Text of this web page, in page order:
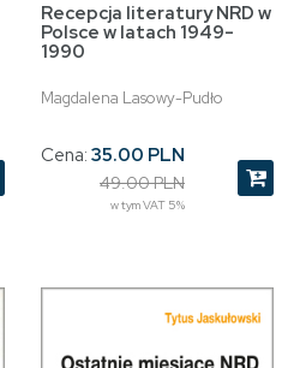
Recepcja literatury NRD w
Polsce w latach 1949-
1990
Magdalena Lasowy-Pudło
Cena: 35.00 PLN
49.00 PLN
w tym VAT 5%